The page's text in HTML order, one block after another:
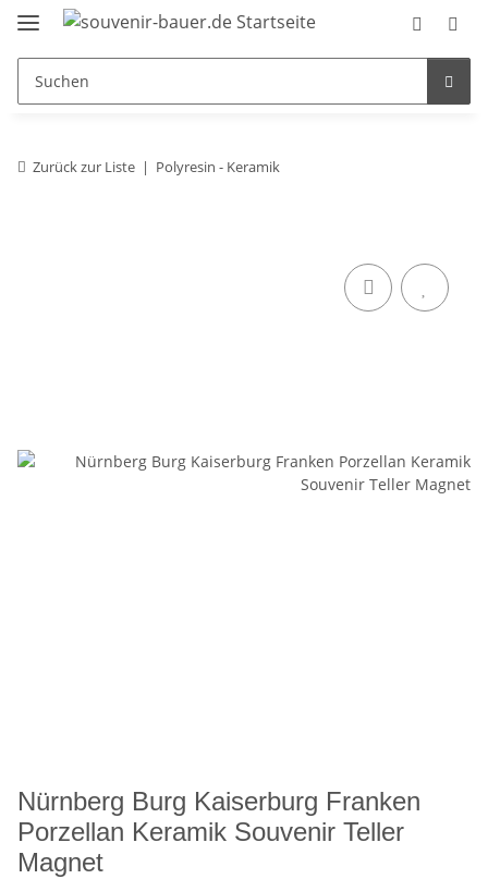
Zurück zur Liste Polyresin - Keramik
Nürnberg Burg Kaiserburg Franken
Porzellan Keramik Souvenir Teller
Magnet